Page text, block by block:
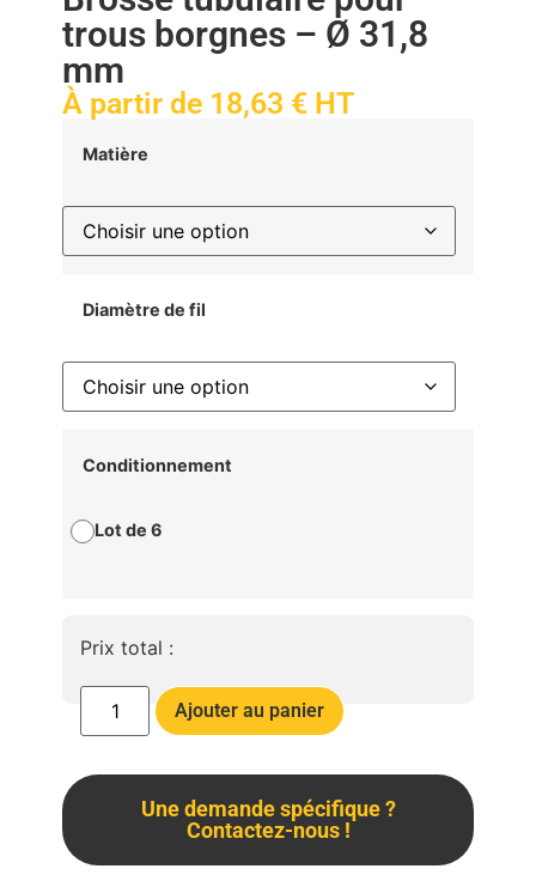
trous borgnes – Ø 31,8
mm
À partir de 18,63 € HT
Matière
Diamètre de fil
Conditionnement
Lot de 6
Prix total :
Ajouter au panier
Une demande spécifique ?
Contactez-nous !